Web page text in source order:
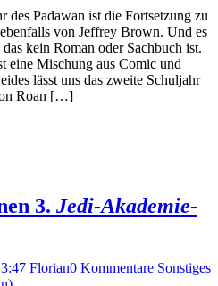
Padawan ist die Fortsetzung zu
von Jeffrey Brown. Und es
kein Roman oder Sachbuch ist.
eine Mischung aus Comic und
lässt uns das zweite Schuljahr
Roan […]
3. Jedi-Akademie-
Florian0 Kommentare Sonstiges